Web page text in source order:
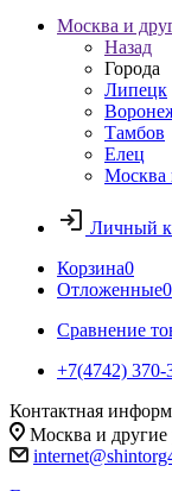
Москва и
Назад
Города
Липецк
Тамбов
Елец
Москва
Личный
Корзина0
Отложенные0
Сравнение
+7(4742) 370-
Контактная
Москва и